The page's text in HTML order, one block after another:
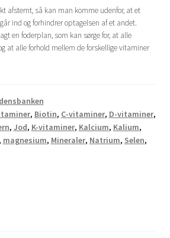
afstemt, så kan man komme udenfor, at et
ind og forhindrer optagelsen af et andet.
en foderplan, som kan sørge for, at alle
at alle forhold mellem de forskellige vitaminer
, Biotin, C-vitaminer, D-vitaminer,
, Jod, K-vitaminer, Kalcium, Kalium,
, magnesium, Mineraler, Natrium, Selen,